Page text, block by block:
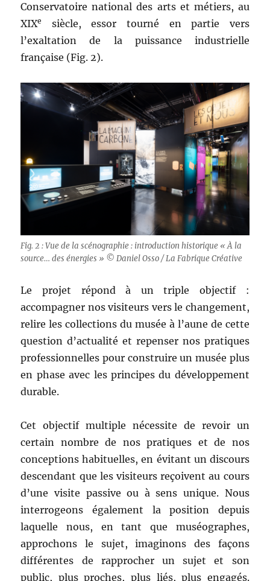
Conservatoire national des arts et métiers, au
XIXe
siècle, essor tourné en partie vers
l’exaltation de la puissance industrielle
française (Fig. 2).
Fig. 2 : Vue de la scénographie : introduction historique « À la
source… des énergies » © Daniel Osso / La Fabrique Créative
Le projet répond à un triple objectif :
accompagner nos visiteurs vers le changement,
relire les collections du musée à l’aune de cette
question d’actualité et repenser nos pratiques
professionnelles pour construire un musée plus
en phase avec les principes du développement
durable.
Cet objectif multiple nécessite de revoir un
certain nombre de nos pratiques et de nos
conceptions habituelles, en évitant un discours
descendant que les visiteurs reçoivent au cours
d’une visite passive ou à sens unique. Nous
interrogeons également la position depuis
laquelle nous, en tant que muséographes,
approchons le sujet, imaginons des façons
différentes de rapprocher un sujet et son
public, plus proches, plus liés, plus engagés.